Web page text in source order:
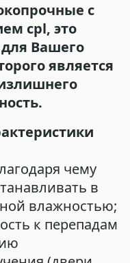
с
cpl, это
Вашего
является
чему
в
влажностью;
к перепадам